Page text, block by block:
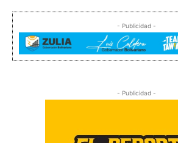
- Publicidad -
- Publicidad -